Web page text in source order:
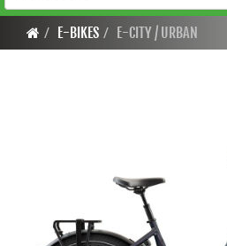
E-BIKES E-CITY / URBAN